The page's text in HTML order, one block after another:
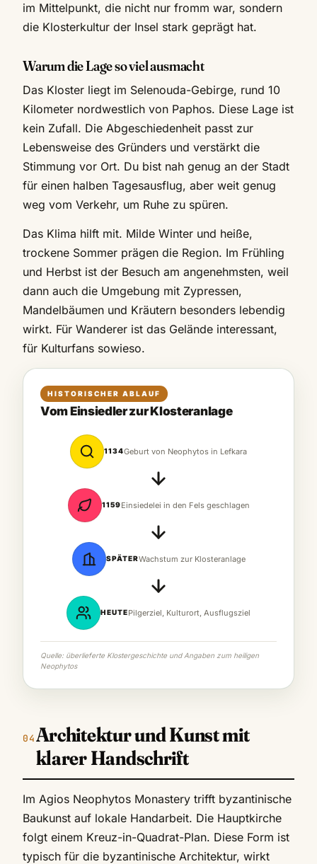
im Mittelpunkt, die nicht nur fromm war, sondern
die Klosterkultur der Insel stark geprägt hat.
Warum die Lage so viel ausmacht
Das Kloster liegt im Selenouda-Gebirge, rund 10
Kilometer nordwestlich von Paphos. Diese Lage ist
kein Zufall. Die Abgeschiedenheit passt zur
Lebensweise des Gründers und verstärkt die
Stimmung vor Ort. Du bist nah genug an der Stadt
für einen halben Tagesausflug, aber weit genug
weg vom Verkehr, um Ruhe zu spüren.
Das Klima hilft mit. Milde Winter und heiße,
trockene Sommer prägen die Region. Im Frühling
und Herbst ist der Besuch am angenehmsten, weil
dann auch die Umgebung mit Zypressen,
Mandelbäumen und Kräutern besonders lebendig
wirkt. Für Wanderer ist das Gelände interessant,
für Kulturfans sowieso.
HISTORISCHER ABLAUF
Vom Einsiedler zur Klosteranlage
1134Geburt von Neophytos in Lefkara
1159Einsiedelei in den Fels geschlagen
SPÄTERWachstum zur Klosteranlage
HEUTEPilgerziel, Kulturort, Ausflugsziel
Quelle: überlieferte Klostergeschichte und Angaben zum heiligen
Neophytos
Architektur und Kunst mit
klarer Handschrift
Im Agios Neophytos Monastery trifft byzantinische
Baukunst auf lokale Handarbeit. Die Hauptkirche
folgt einem Kreuz-in-Quadrat-Plan. Diese Form ist
typisch für die byzantinische Architektur, wirkt